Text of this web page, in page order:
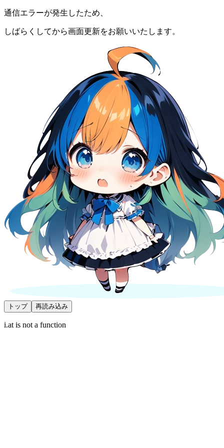
通信エラーが発生したため、
しばらくしてから画面更新をお願いいたします。
トップ 再読み込み
i.at is not a function